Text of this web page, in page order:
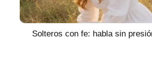
Solteros con fe: habla sin